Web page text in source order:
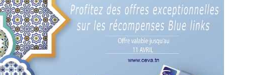
Colombia
Middle East
Netherlands
Peru